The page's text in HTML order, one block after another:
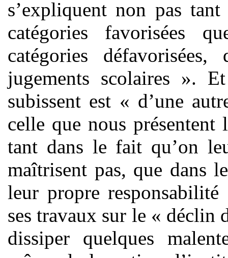
s’expliquent non pas
catégories favorisées
catégories
jugements scolaires ».
subissent est « d’une
celle que nous présentent
tant dans le fait qu’on
maîtrisent pas, que dans
leur propre
ses travaux sur le « déclin
dissiper quelques